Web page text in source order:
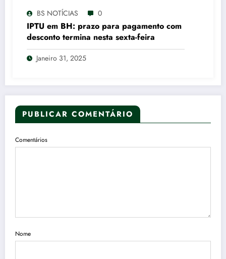
BS NOTÍCIAS 0
IPTU em BH: prazo para pagamento com
desconto termina nesta sexta-feira
Janeiro 31, 2025
PUBLICAR COMENTÁRIO
Comentários
Nome